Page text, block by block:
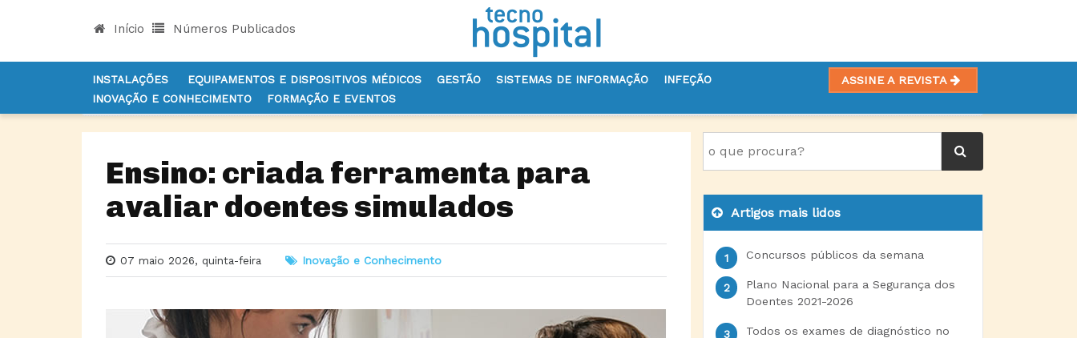
Início Números Publicados
INSTALAÇÕES EQUIPAMENTOS E DISPOSITIVOS MÉDICOS GESTÃO SISTEMAS DE INFORMAÇÃO
INFEÇÃO
INOVAÇÃO E CONHECIMENTO
FORMAÇÃO E EVENTOS
ASSINE A REVISTA
INÍCIO NOTÍCIAS INOVAÇÃO E CONHECIMENTO ENSINO: CRIADA FERRAMENTA PARA AVALIAR DOENTES SIMULADOS
Ensino: criada ferramenta para
avaliar doentes simulados
07 maio 2026, quinta-feira Inovação e Conhecimento
Artigos mais lidos
Concursos públicos da semana
Plano Nacional para a Segurança dos
Doentes 2021-2026
Todos os exames de diagnóstico no